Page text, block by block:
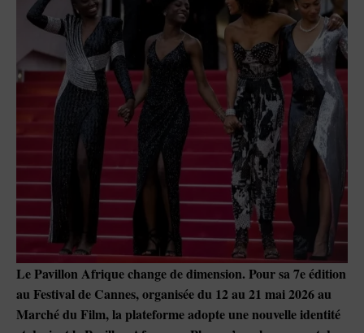
Le Pavillon Afrique change de dimension. Pour sa 7e édition
au Festival de Cannes, organisée du 12 au 21 mai 2026 au
Marché du Film, la plateforme adopte une nouvelle identité